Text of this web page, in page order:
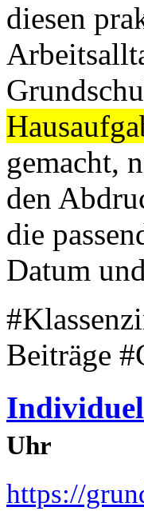
diesen
gemacht,
den
die
Datum
Beiträge
Uhr
https://